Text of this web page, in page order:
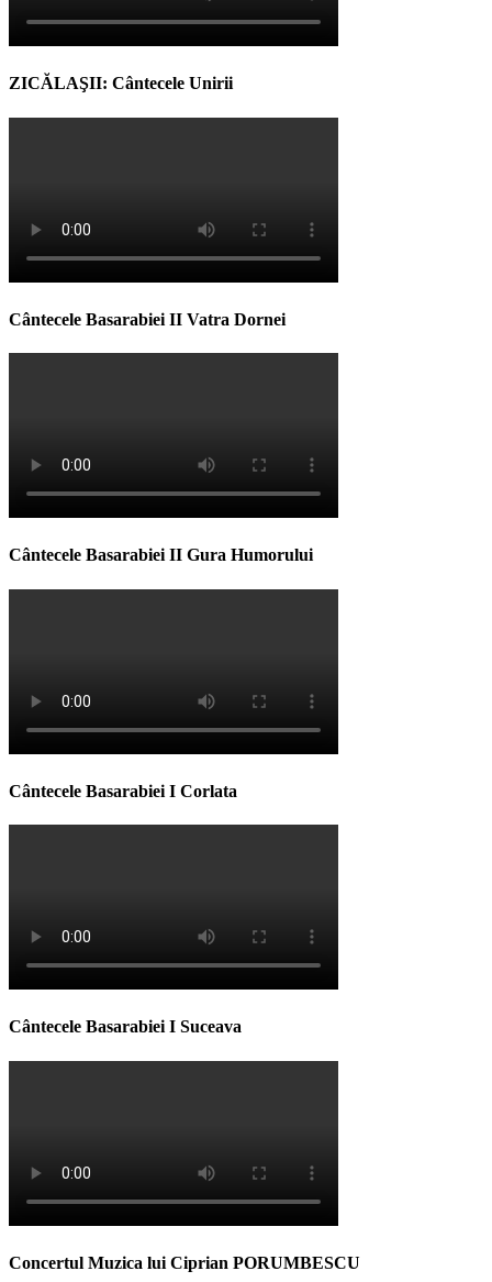
ZICĂLAŞII: Cântecele Unirii
Cântecele Basarabiei II Vatra Dornei
Cântecele Basarabiei II Gura Humorului
Cântecele Basarabiei I Corlata
Cântecele Basarabiei I Suceava
Concertul Muzica lui Ciprian PORUMBESCU